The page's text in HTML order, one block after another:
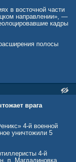
захват Донбасса.
— подытожили
в восточной части
направлении», —
кадры
полосы
врага
4-й военной
уничтожили 5
4-й
п. Магдалиновка